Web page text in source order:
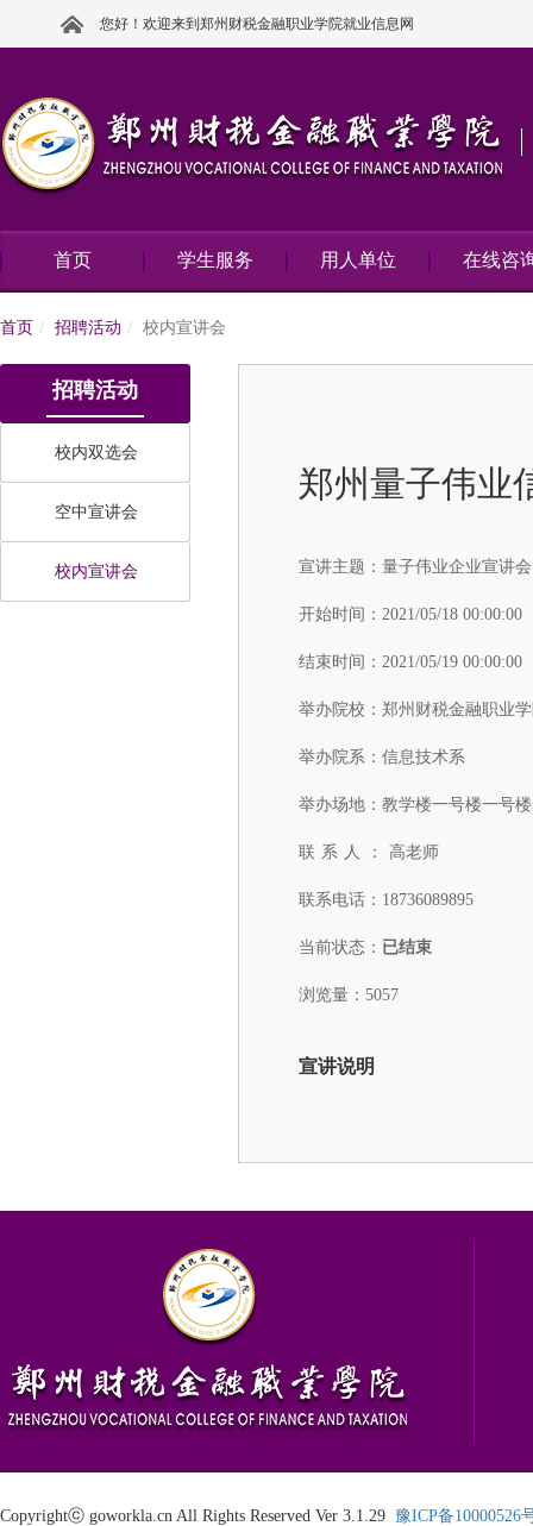
您好！欢迎来到郑州财税金融职业学院就业信息网
首页 学生服务 用人单位 在线咨
首页 招聘活动 校内宣讲会
招聘活动
校内双选会
空中宣讲会
校内宣讲会
郑州量子伟业
宣讲主题： 量子伟业企业宣讲会
开始时间： 2021/05/18 00:00:00
结束时间： 2021/05/19 00:00:00
举办院校： 郑州财税金融职业
举办院系： 信息技术系
举办场地： 教学楼一号楼一号楼
联系人： 高老师
联系电话： 18736089895
当前状态： 已结束
浏览量：5057
宣讲说明
Copyrightⓒ goworkla.cn All Rights Reserved Ver 3.1.29 豫ICP备10000526